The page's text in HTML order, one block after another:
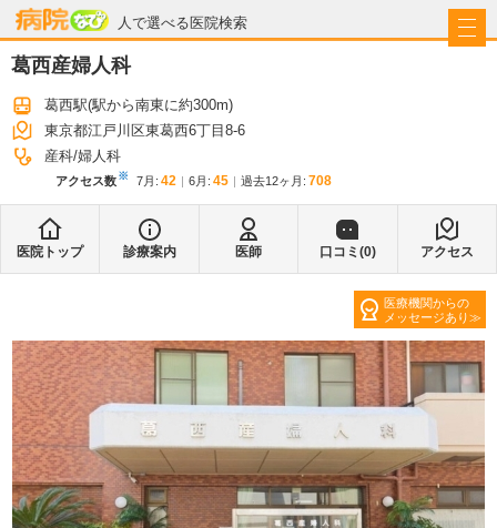
人で選べる医院検索
病院なび
葛西産婦人科
葛西駅(駅から南東に約300m)
東京都江戸川区東葛西6丁目8-6
産科 婦人科
アクセス数※ 7月 : 42 6月 : 45 過去12ヶ月: 708
医院トップ 診療案内 医師 口コミ(0) アクセス
医療機関からの
メッセージあり